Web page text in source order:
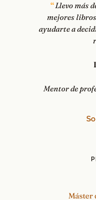
Llevo más
mejores
ayudarte a
Mentor de
Máster